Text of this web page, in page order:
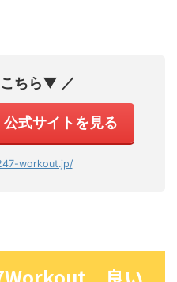
ちら▼ ／
式サイトを見る
workout.jp/